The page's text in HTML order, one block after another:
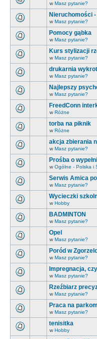
w Masz pytanie?
Nieruchomości
w Masz pytanie?
Pomocy gąbka
w Masz pytanie?
Kurs stylizacji
w Masz pytanie?
drukarnia
w Masz pytanie?
Najlepszy
w Masz pytanie?
FreedConn
w Różne
torba na piknik
w Różne
akcja zbierania
w Masz pytanie?
Prośba o
w Ogólne - Polska i
Serwis Amica
w Masz pytanie?
Wycieczki
w Hobby
BADMINTON
w Masz pytanie?
Opel
w Masz pytanie?
Poród w
w Masz pytanie?
Impregnacja,
w Masz pytanie?
Rzeźbiarz
w Masz pytanie?
Praca na
w Masz pytanie?
tenisitka
w Hobby